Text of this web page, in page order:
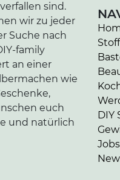
sind.
wir zu jeder
Suche nach
family
an einer
wie
euch
und natürlich
DIY
Jobs